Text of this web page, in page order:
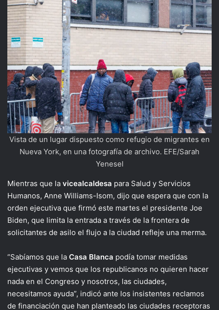
Vista de un lugar dispuesto como refugio de migrantes en
Nueva York, en una fotografía de archivo. EFE/Sarah
Yenesel
Mientras que la vicealcaldesa para Salud y Servicios
Humanos, Anne Williams-Isom, dijo que espera que con la
orden ejecutiva que firmó este martes el presidente Joe
Biden, que limita la entrada a través de la frontera de
solicitantes de asilo el flujo a la ciudad refleje una merma.
“Sabíamos que la Casa Blanca podía tomar medidas
ejecutivas y vemos que los republicanos no quieren hacer
nada en el Congreso y nosotros, las ciudades,
necesitamos ayuda”, indicó ante los insistentes reclamos
de financiación que han planteado las ciudades receptoras